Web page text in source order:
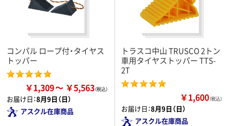
コンパル ロープ付・タイヤス
トッパー
￥1,309 ￥5,563
お届け日：8月9日（日）
アスクル在庫商品
トラスコ中山 TRUSCO 2トン
車用タイヤストッパー TTS-
2T
￥1,600（税込）
お届け日：8月9日（日）
アスクル在庫商品